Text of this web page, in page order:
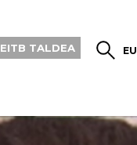
EITB TALDEA EU